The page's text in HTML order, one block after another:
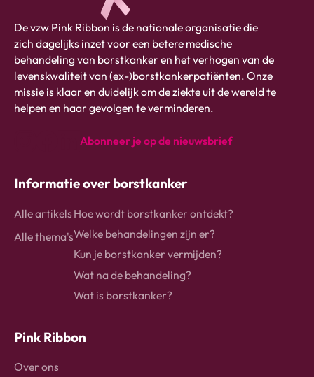
Pink
ribbon
logo
-
link
naar
De vzw Pink Ribbon is de nationale organisatie die
zich dagelijks inzet voor een betere medische
behandeling van borstkanker en het verhogen van de
levenskwaliteit van (ex-)borstkankerpatiënten. Onze
missie is klaar en duidelijk om de ziekte uit de wereld te
helpen en haar gevolgen te verminderen.
Abonneer je op de nieuwsbrief
Informatie over borstkanker
Alle artikels
Alle thema's
Hoe wordt borstkanker ontdekt?
Welke behandelingen zijn er?
Kun je borstkanker vermijden?
Wat na de behandeling?
Wat is borstkanker?
Pink Ribbon
Over ons